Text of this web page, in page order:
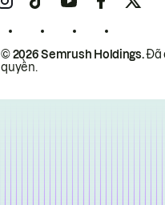
© 2026 Semrush Holdings.Đã
quyền.